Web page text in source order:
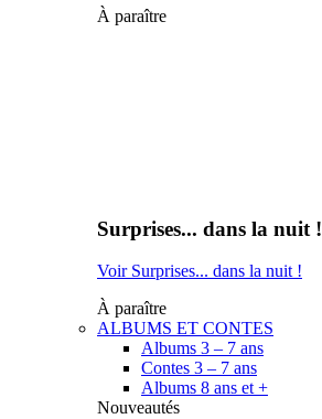
À paraître
Surprises... dans la nuit !
Voir Surprises... dans la nuit !
À paraître
ALBUMS ET CONTES
Albums 3 – 7 ans
Contes 3 – 7 ans
Albums 8 ans et +
Nouveautés